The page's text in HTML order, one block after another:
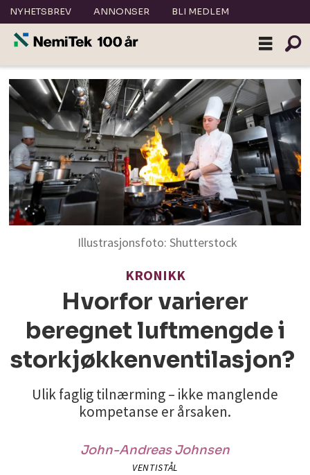
NYHETSBREV ANNONSER BLI MEDLEM
Illustrasjonsfoto: Shutterstock
KRONIKK
Hvorfor varierer
beregnet luftmengde i
storkjøkkenventilasjon?
Ulik faglig tilnærming – ikke manglende
kompetanse er årsaken.
John-Andreas Johnsen
VENTISTÅL